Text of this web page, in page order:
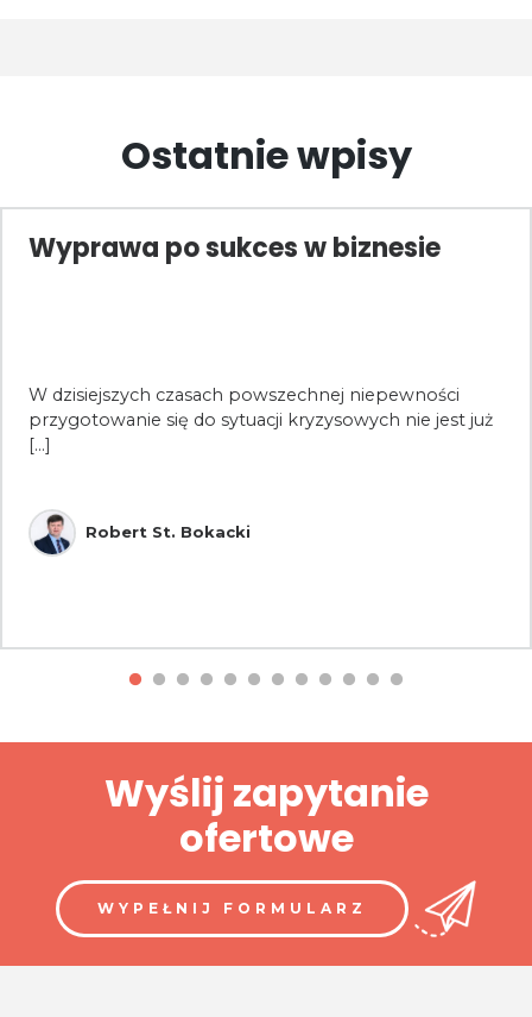
Ostatnie wpisy
Wyprawa po sukces w biznesie
W dzisiejszych czasach powszechnej niepewności
przygotowanie się do sytuacji kryzysowych nie jest już
[...]
Robert St. Bokacki
Wyślij zapytanie
ofertowe
WYPEŁNIJ FORMULARZ